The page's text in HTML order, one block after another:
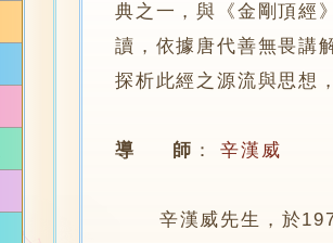
典之一，與《金剛頂經
讀，依據唐代善無畏講
探析此經之源流與思想
導 師 ： 辛漢威
辛漢威先生，於1973